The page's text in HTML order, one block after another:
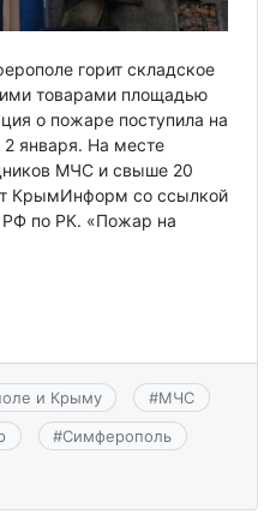
горит складское
товарами площадью
о пожаре поступила на
января. На месте
МЧС и свыше 20
КрымИнформ со ссылкой
по РК. «Пожар на
и Крыму #МЧС
#Симферополь